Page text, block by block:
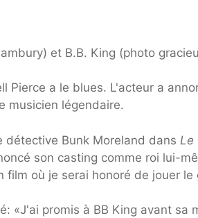
et B.B. King (photo
Pierce a le blues. L'acteur a
musicien légendaire.
détective Bunk Moreland dans Le
son casting comme roi lui-
film où je serai honoré de jouer le
«J'ai promis à BB King avant sa